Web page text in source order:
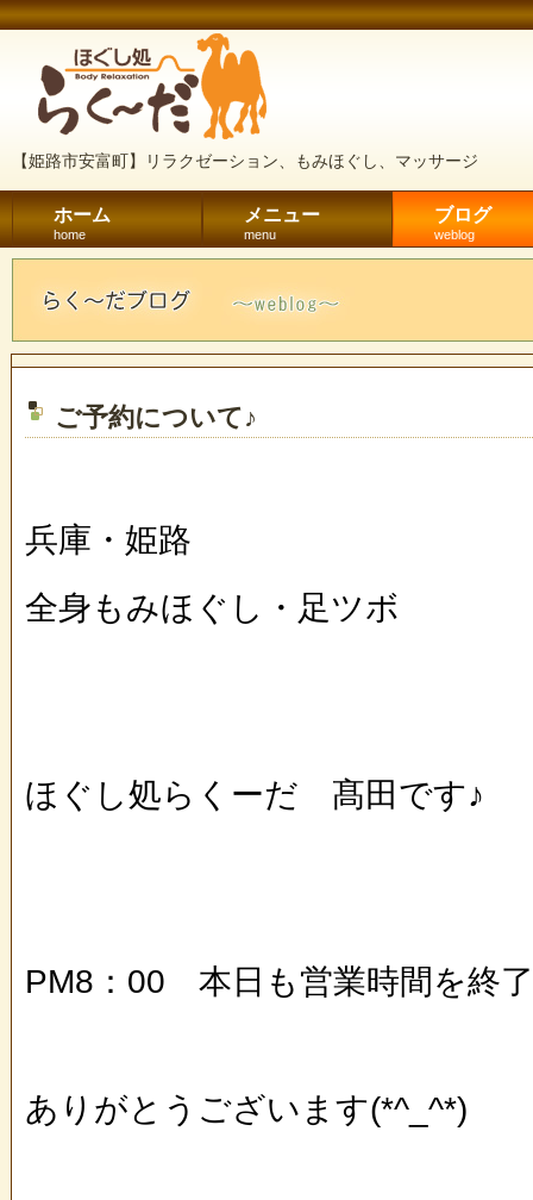
【姫路市安富町】リラクゼーション、もみほぐし、マッサージ
ホーム
home
メニュー
menu
ブログ
weblog
ご予約について♪
兵庫・姫路
全身もみほぐし・足ツボ
ほぐし処らくーだ 髙田です♪
PM8：00 本日も営業時間を終
ありがとうございます(*^_^*)